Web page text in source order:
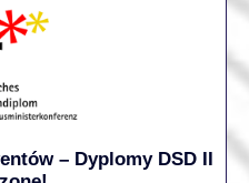
– Dyplomy DSD II